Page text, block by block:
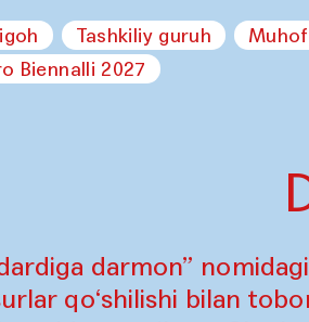
Tashkiliy guruh
Biennalli 2027
darmon”
qo‘shilishi bilan